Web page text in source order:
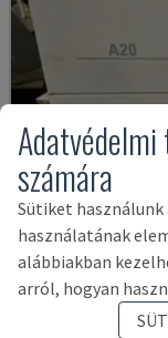
A20
CITIZEN - SVÁJCI
számára
Sütiket használunk
használatának
alábbiakban
arról, hogyan